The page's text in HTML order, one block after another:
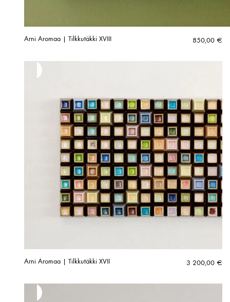
Arni Aromaa | Tilkkutäkki XVIII 850,00 €
Arni Aromaa | Tilkkutäkki XVII 3 200,00 €